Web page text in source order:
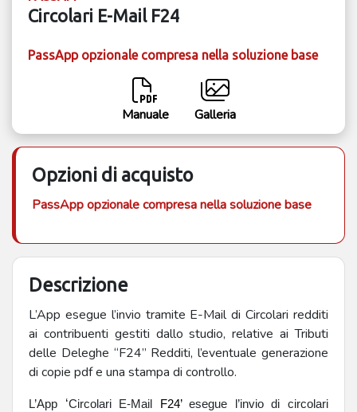
Circolari E-Mail F24
PassApp opzionale compresa nella soluzione base
Manuale Galleria
Opzioni di acquisto
PassApp opzionale compresa nella soluzione base
Descrizione
L’App esegue l’invio tramite E-Mail di Circolari redditi
ai contribuenti gestiti dallo studio, relative ai Tributi
delle Deleghe “F24” Redditi, l’eventuale generazione
di copie pdf e una stampa di controllo.
L’App ‘Circolari E-Mail F24’esegue l’invio di circolari